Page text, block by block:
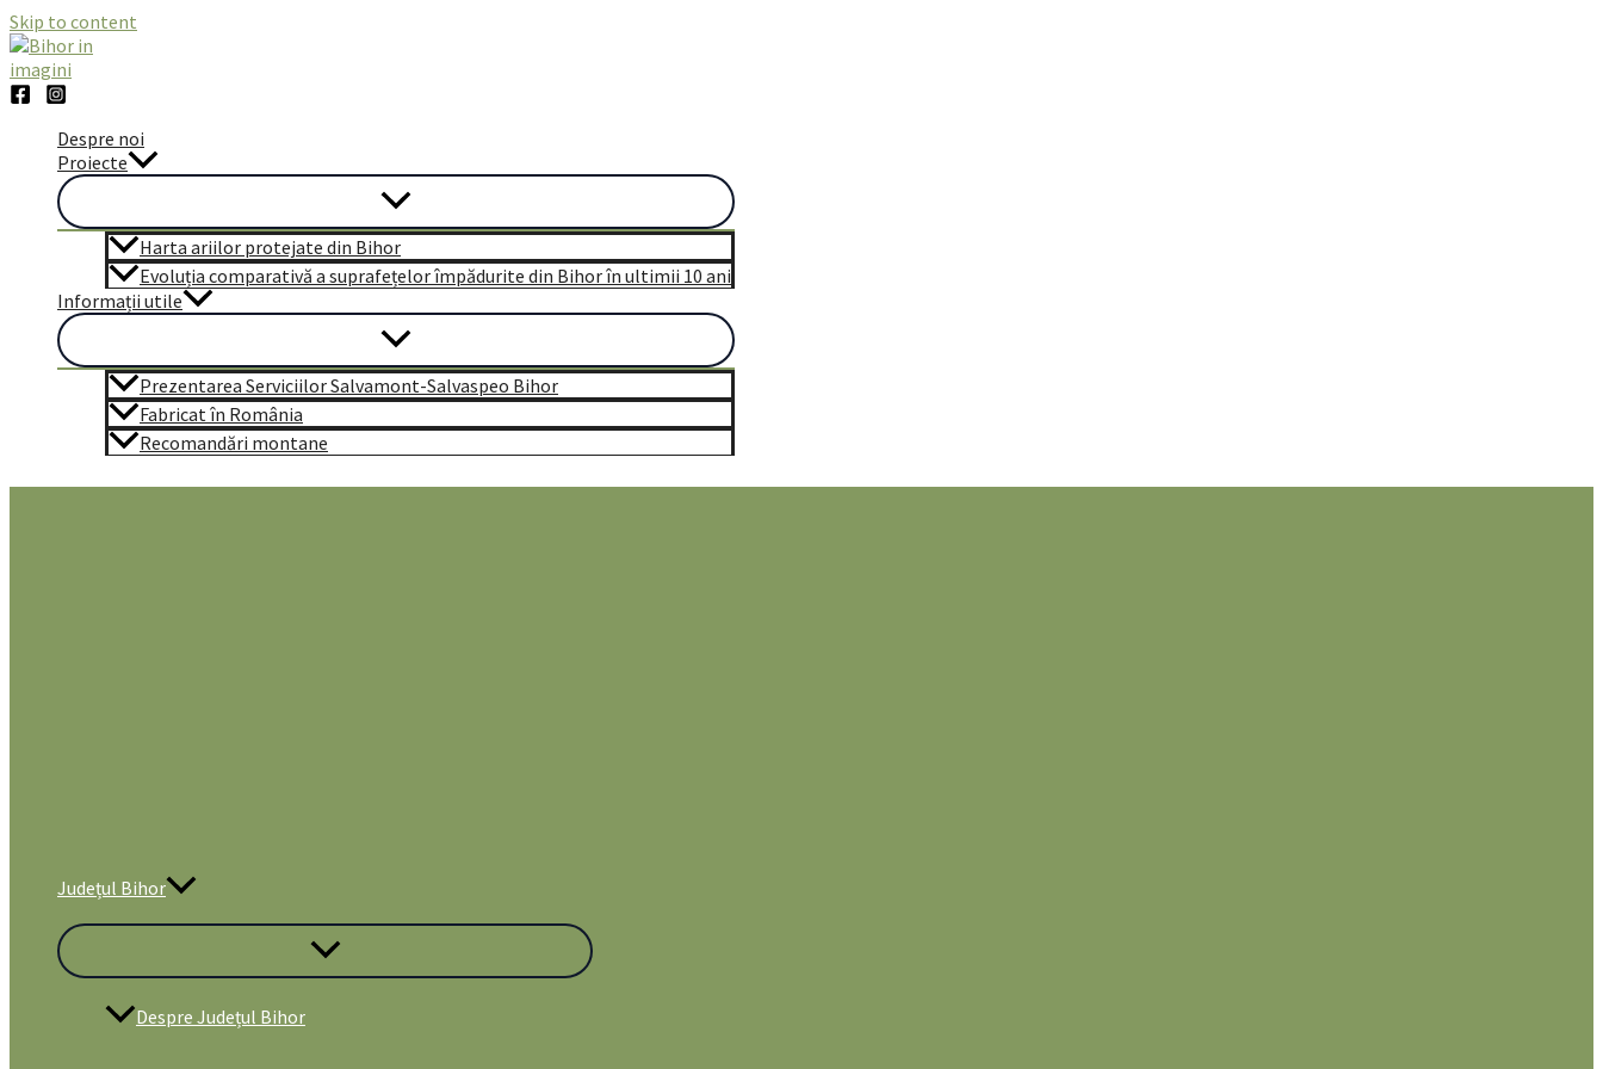
Skip to content
Despre noi
Proiecte
Harta ariilor protejate din Bihor
Evoluția comparativă a suprafețelor împădurite din Bihor în ultimii 10 ani
Informații utile
Prezentarea Serviciilor Salvamont-Salvaspeo Bihor
Fabricat în România
Recomandări montane
Județul Bihor
Despre Județul Bihor